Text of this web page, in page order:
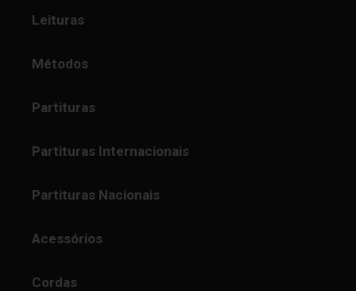
Leituras
Métodos
Partituras
Partituras Internacionais
Partituras Nacionais
Acessórios
Cordas